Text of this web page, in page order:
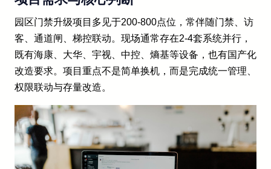
园区门禁升级项目多见于200-800点位，常伴随门禁、访
客、通道闸、梯控联动。现场通常存在2-4套系统并行，
既有海康、大华、宇视、中控、熵基等设备，也有国产化
改造要求。项目重点不是简单换机，而是完成统一管理、
权限联动与存量改造。